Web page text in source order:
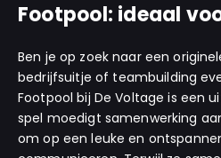
Footpool: ideaal
Ben je op zoek naar een
bedrijfsuitje of teambuilding
Footpool bij De Voltage is een
spel moedigt samenwerking
om op een leuke en